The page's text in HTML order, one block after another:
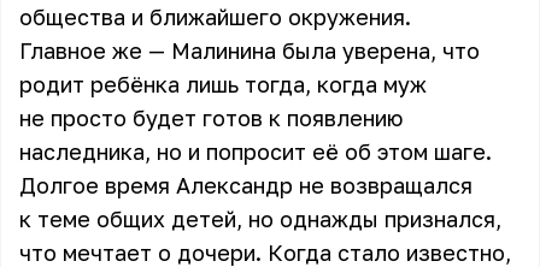
общества и ближайшего окружения.
Главное же — Малинина была уверена, что
родит ребёнка лишь тогда, когда муж
не просто будет готов к появлению
наследника, но и попросит её об этом шаге.
Долгое время Александр не возвращался
к теме общих детей, но однажды признался,
что мечтает о дочери. Когда стало известно,